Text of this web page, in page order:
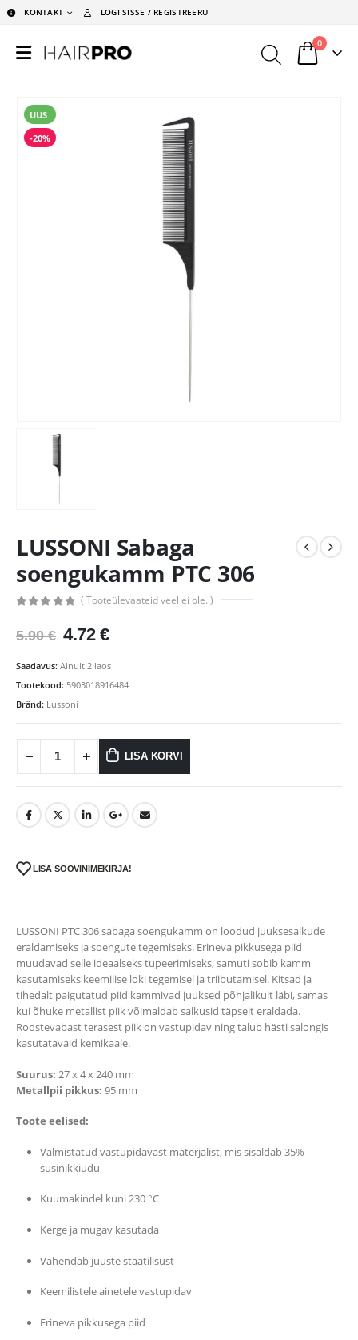
KONTAKT LOGI SISSE / REGISTREERU
0
UUS
-20%
LUSSONI Sabaga
soengukamm PTC 306
( Tooteülevaateid veel ei ole. )
5.90€ Algne
oli:
5.90 €.
4.72€Praegune
on:
4.72 €.
Saadavus: Ainult 2 laos
Tootekood: 5903018916484
Bränd: Lussoni
LISA KORVI
LISA SOOVINIMEKIRJA!
LUSSONI PTC 306 sabaga soengukamm on loodud juuksesalkude
eraldamiseks ja soengute tegemiseks. Erineva pikkusega piid
muudavad selle ideaalseks tupeerimiseks, samuti sobib kamm
kasutamiseks keemilise loki tegemisel ja triibutamisel. Kitsad ja
tihedalt paigutatud piid kammivad juuksed põhjalikult läbi, samas
kui õhuke metallist piik võimaldab salkusid täpselt eraldada.
Roostevabast terasest piik on vastupidav ning talub hästi salongis
kasutatavaid kemikaale.
Suurus: 27 x 4 x 240 mm
Metallpii pikkus: 95 mm
Toote eelised:
Valmistatud vastupidavast materjalist, mis sisaldab 35%
süsinikkiudu
Kuumakindel kuni 230 °C
Kerge ja mugav kasutada
Vähendab juuste staatilisust
Keemilistele ainetele vastupidav
Erineva pikkusega piid